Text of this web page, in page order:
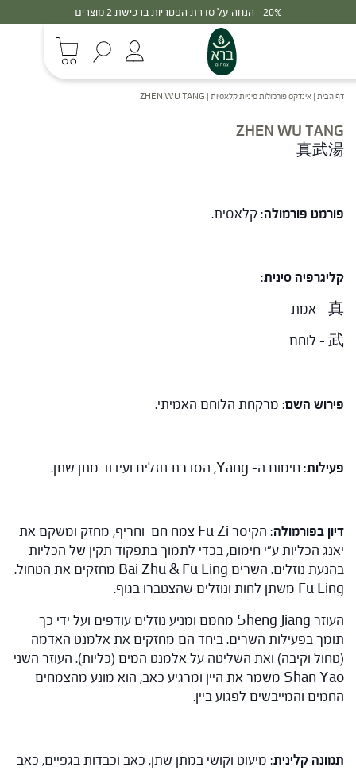
20% - הנחה על סדרת הפטריות ברכישת 2 מוצרים
דף הבית | אינדקס פורמולות סיניות קלאסיות |
ZHEN WU TANG
ZHEN WU TANG
真武湯
פורמט פורמולה: קלאסית.
קליגרפיה סינית:
真 – אמת
武 – לוחם
פירוש השם: מרקחת הלוחם האמיתי.
פעילות: חימום ה- Yang, הסדרת נוזלים ועידוד מתן שתן.
דיון בפורמולה
: הקיסר Fu Zi צמח חם וחריף, מחזק ומשקם את
יאנג הכליות ע"י חימום, בכדי לתמוך בתפקוד תקין של הכליות
בהנעת נוזלים. השרים Bai Zhu & Fu Ling מחזקים את הטחול.
Fu Ling משתן לחות ונוזלים שהצטברו בגוף.
העוזר Sheng Jiang מחמם ומניע נוזלים עודפים ועל ידי כך
תומך בפעילות השרים. ביחד הם מחזקים את אלמנט האדמה
(טחול וקיבה) ואת השליטה על אלמנט המים (כליות). העוזר השני
Shan Yao משמר את היין ומרגיע כאב, הוא מונע מהצמחים
החמים והמייבשים לפגוע ביין.
תמונה קלינית: מיעוט וקושי במתן שתן, כאב וכבדות בגפיים, כאב